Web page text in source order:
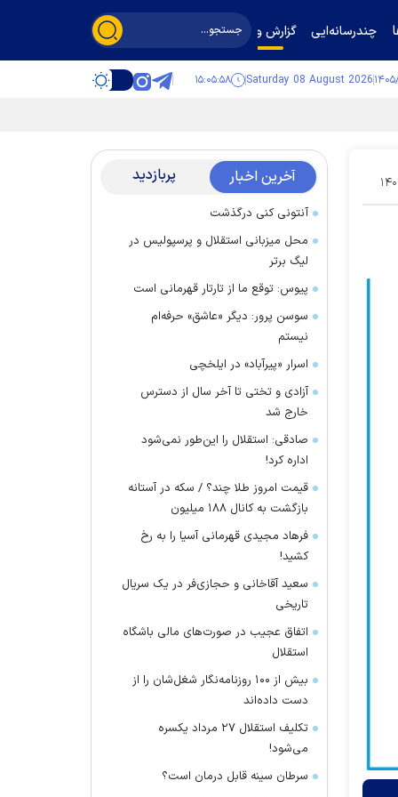
چندرسانه‌ایی گزارش و گفت‌وگو
Saturday 08 August 2026 ۱۵:۰۵:۵۹
۱۰ آخرین اخبار پربازدید
آنتونی کنی درگذشت
محل میزبانی استقلال و پرسپولیس در
لیگ برتر
پیوس: توقع ما از تارتار قهرمانی است
سوسن پرور: دیگر «عاشق» حرفه‌ام
نیستم
اسرار «پیرآباد» در ایلخچی
آزادی و تختی تا آخر سال از دسترس
خارج شد
صادقی: استقلال را این‌طور نمی‌شود
اداره کرد!
قیمت امروز طلا چند؟ / سکه در آستانه
بازگشت به کانال ۱۸۸ میلیون
فرهاد مجیدی قهرمانی آسیا را به رخ
کشید!
سعید آقاخانی و حجازی‌فر در یک سریال
تاریخی
اتفاق عجیب در صورت‌های مالی باشگاه
استقلال
بیش از ۱۰۰ روزنامه‌نگار شغل‌شان را از
دست داده‌اند
تکلیف استقلال ۲۷ مرداد یکسره
می‌شود!
سرطان سینه قابل درمان است؟